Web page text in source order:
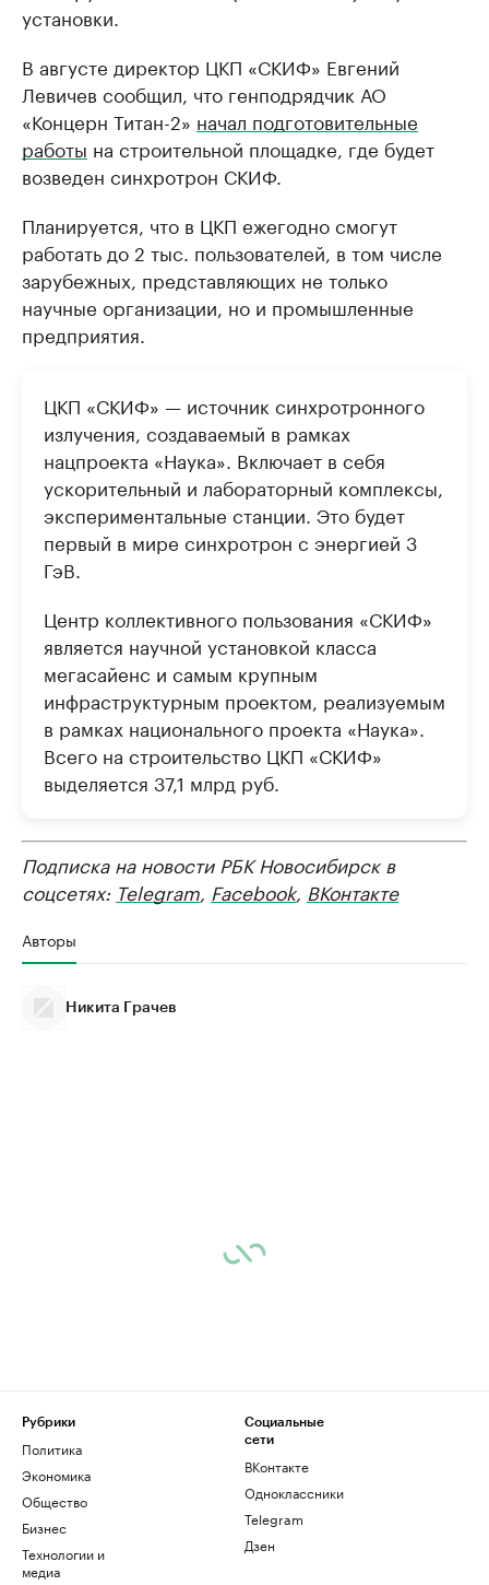
установки.
В августе директор ЦКП «СКИФ» Евгений
Левичев сообщил, что генподрядчик АО
«Концерн Титан-2» начал подготовительные
работы на строительной площадке, где будет
возведен синхротрон СКИФ.
Планируется, что в ЦКП ежегодно смогут
работать до 2 тыс. пользователей, в том числе
зарубежных, представляющих не только
научные организации, но и промышленные
предприятия.
ЦКП «СКИФ» — источник синхротронного
излучения, создаваемый в рамках
нацпроекта «Наука». Включает в себя
ускорительный и лабораторный комплексы,
экспериментальные станции. Это будет
первый в мире синхротрон с энергией 3
ГэВ.
Центр коллективного пользования «СКИФ»
является научной установкой класса
мегасайенс и самым крупным
инфраструктурным проектом, реализуемым
в рамках национального проекта «Наука».
Всего на строительство ЦКП «СКИФ»
выделяется 37,1 млрд руб.
Подписка на новости РБК Новосибирск в
соцсетях: Telegram Facebook, ВКонтакте
Авторы
Никита Грачев
Рубрики
Политика
Экономика
Общество
Бизнес
Технологии и
медиа
Социальные
сети
ВКонтакте
Одноклассники
Telegram
Дзен